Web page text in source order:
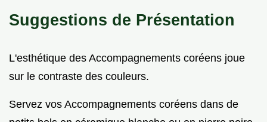
Suggestions de Présentation
L'esthétique des Accompagnements coréens joue
sur le contraste des couleurs.
Servez vos Accompagnements coréens dans de